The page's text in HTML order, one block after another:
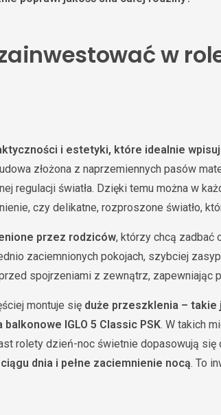
w
i estetyki, które idealnie
złożona z naprzemiennych pasów
regulacji światła. Dzięki temu można w
czy delikatne, rozproszone światło,
przez rodziców, którzy chcą zadbać
zaciemnionych pokojach, szybciej
spojrzeniami z zewnątrz, zapewniając
montuje się duże przeszklenia – takie
IGLO 5 Classic PSK. W takich
rolety dzień-noc świetnie dopasowują się
dnia i pełne zaciemnienie nocą. To